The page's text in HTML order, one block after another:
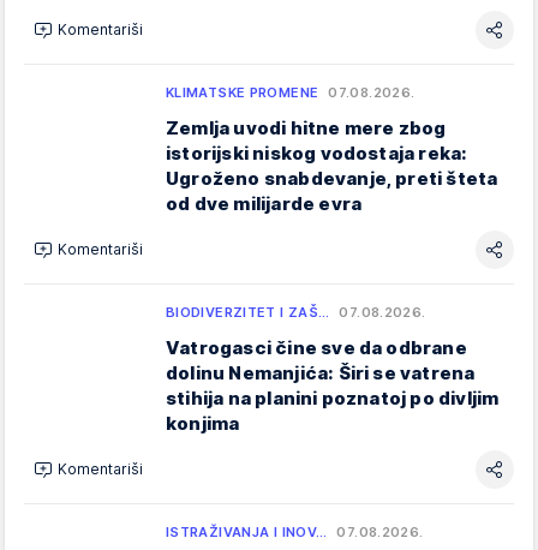
Komentariši
KLIMATSKE PROMENE 07.08.2026.
Zemlja uvodi hitne mere zbog
istorijski niskog vodostaja reka:
Ugroženo snabdevanje, preti šteta
od dve milijarde evra
Komentariši
BIODIVERZITET I ZAŠ… 07.08.2026.
Vatrogasci čine sve da odbrane
dolinu Nemanjića: Širi se vatrena
stihija na planini poznatoj po divljim
konjima
Komentariši
ISTRAŽIVANJA I INOV… 07.08.2026.